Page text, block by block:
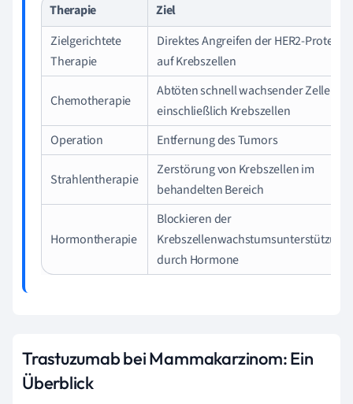
Therapie
Ziel
Zielgerichtete
Therapie
Direktes Angreifen der HER2-Proteine
auf Krebszellen
Chemotherapie
Abtöten schnell wachsender Zellen,
einschließlich Krebszellen
Operation
Entfernung des Tumors
Strahlentherapie
Zerstörung von Krebszellen im
behandelten Bereich
Hormontherapie
Blockieren der
Krebszellenwachstumsunterstützung
durch Hormone
Trastuzumab bei Mammakarzinom: Ein
Überblick